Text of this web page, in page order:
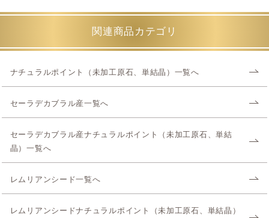
関連商品カテゴリ
ナチュラルポイント（未加工原石、単結晶）一覧へ
セーラデカブラル産一覧へ
セーラデカブラル産ナチュラルポイント（未加工原石、単結
晶）一覧へ
レムリアンシード一覧へ
レムリアンシードナチュラルポイント（未加工原石、単結晶）